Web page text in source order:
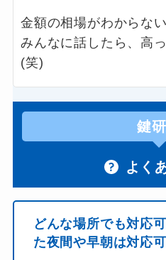
金額の相場がわからな
みんなに話したら、高
(笑)
鍵
よく
どんな場所でも対応
た夜間や早朝は対応